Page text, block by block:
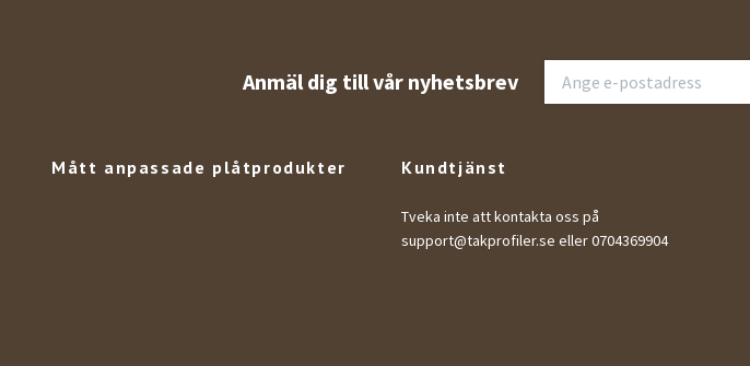
Anmäl dig till vår nyhetsbrev
Mått anpassade plåtprodukter Kundtjänst
Tveka inte att kontakta oss på
support@takprofiler.se eller 0704369904